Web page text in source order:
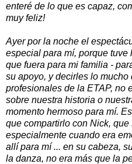
enteré de lo que es capaz,
muy feliz!
Ayer por la noche el
especial para mí, porque
que fuera para mi familia -
su apoyo, y decirles lo mucho
profesionales de la ETAP, no
sobre nuestra historia o
momento hermoso para mí.
que compartirlo con Nick,
especialmente cuando era
allí para mí ... en su cabeza,
la danza, no era más que la